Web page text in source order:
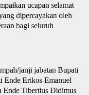
ucapan selamat
dipercayakan oleh
bagi seluruh
janji jabatan Bupati
Ende Erikos Emanuel
Tibertius Didimus